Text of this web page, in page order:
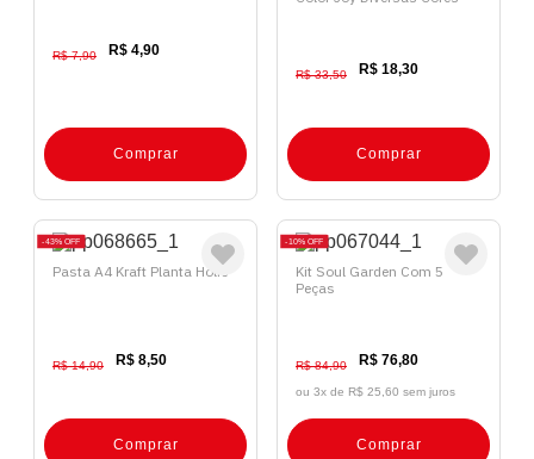
R$ 7,90 R$ 4,90
Comprar
R$ 33,50 R$ 18,30
Comprar
43% OFF
Pasta A4 Kraft Planta Holic
R$ 14,90 R$ 8,50
Comprar
10% OFF
Kit Soul Garden Com 5
Peças
R$ 84,90 R$ 76,80
ou 3x de R$ 25,60 sem juros
Comprar